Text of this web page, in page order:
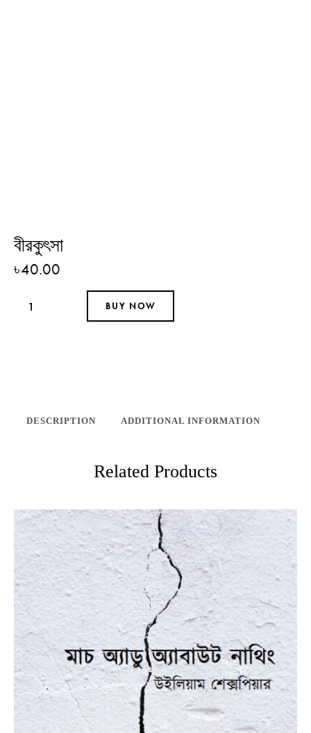
বীরকুৎসা
৳40.00
BUY NOW
DESCRIPTION ADDITIONAL INFORMATION
Related Products